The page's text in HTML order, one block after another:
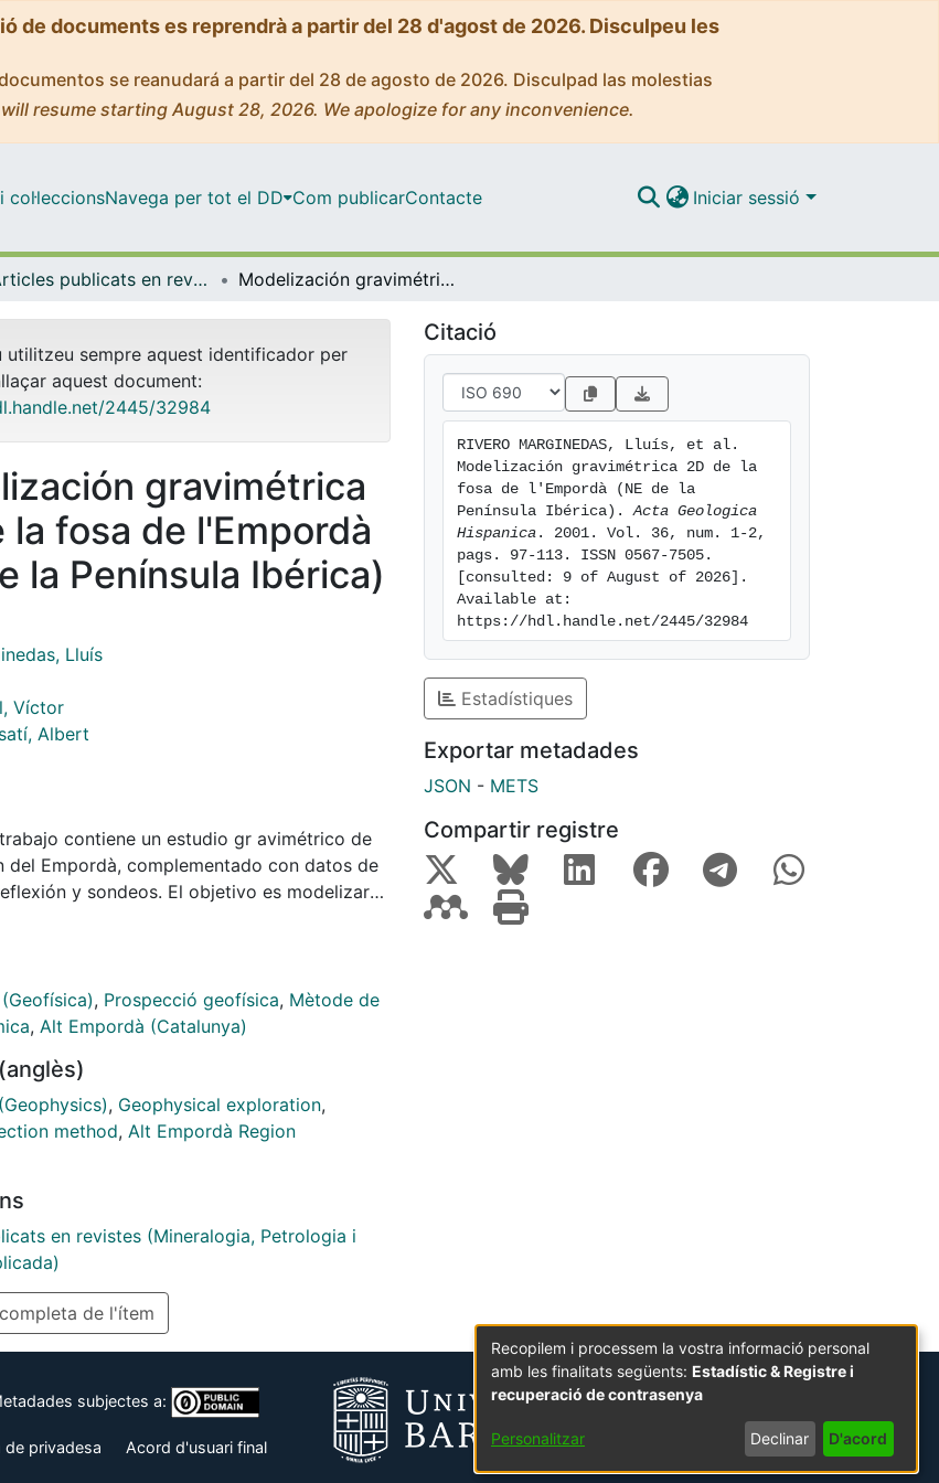
de documents es reprendrà a partir del 28 d'agost de 2026. Disculpeu les
se reanudará a partir del 28 de agosto de 2026. Disculpad las molestias
resume starting August 28, 2026. We apologize for any inconvenience.
Navega per tot el DD Com publicarContacte Iniciar sessió
Articles publicats en revistes (Mineralogia, Petrologia i Geologia Aplicada) Modelización gravimétrica 2D de la fosa de l'Empordà (NE de la Península Ibérica)
utilitzeu sempre aquest identificador per
aquest document:
2445/32984
gravimétrica
la fosa de l'Empordà
la Península Ibérica)
Lluís
Víctor
Albert
contiene un estudio gr avimétrico de
del Empordà, complementado con datos de
y sondeos. El objetivo es modelizar
las anomalías de la gravedad, para
la rellenan. Se han realizado modelos gr
paralelos a los principales perfiles
en la zona.
, Prospecció geofísica, Mètode de
, Alt Empordà (Catalunya)
, Geophysical exploration,
method, Alt Empordà Region
en revistes (Mineralogia, Petrologia i
de l'ítem
Citació
RIVERO MARGINEDAS, Lluís, et al.
Modelización gravimétrica 2D de la
fosa de l'Empordà (NE de la
Península Ibérica). Acta Geologica
Hispanica . 2001. Vol. 36, num. 1-2,
pags. 97-113. ISSN 0567-7505.
[consulted: 9 of August of 2026].
Available at:
https://hdl.handle.net/2445/32984
Estadístiques
Exportar metadades
JSON - METS
Compartir registre
subjectes a:
de privadesa Acord d'usuari final
Recopilem i processem la vostra informació personal
amb les finalitats següents: Estadístic & Registre i
recuperació de contrasenya
Personalitzar Declinar D'acord